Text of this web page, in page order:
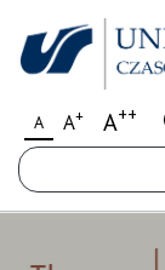
A A+ A++